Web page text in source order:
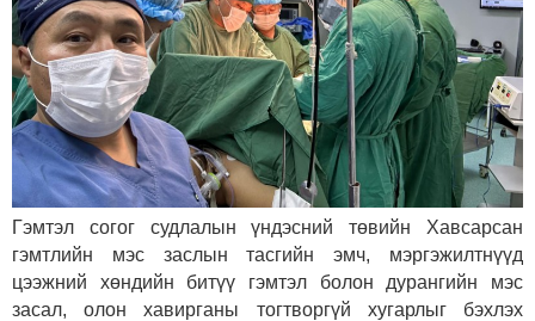
Гэмтэл согог судлалын үндэсний төвийн Хавсарсан
гэмтлийн мэс заслын тасгийн эмч, мэргэжилтнүүд
цээжний хөндийн битүү гэмтэл болон дурангийн мэс
засал, олон хавирганы тогтворгүй хугарлыг бэхлэх